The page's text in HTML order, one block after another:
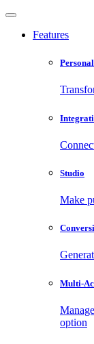
Features
Studio
Make
Multi-
option